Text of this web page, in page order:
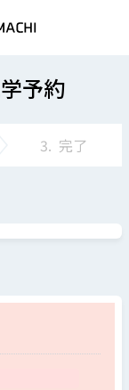
予約
3. 完了